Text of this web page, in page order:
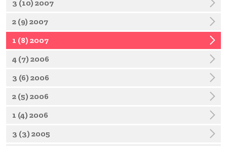
3 (10) 2007
2 (9) 2007
1 (8) 2007
4 (7) 2006
3 (6) 2006
2 (5) 2006
1 (4) 2006
3 (3) 2005